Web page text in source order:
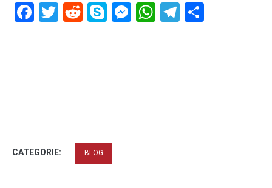
Facebook
Twitter
RedditSkypeMessenger
WhatsApp
Telegram
CATEGORIE: BLOG